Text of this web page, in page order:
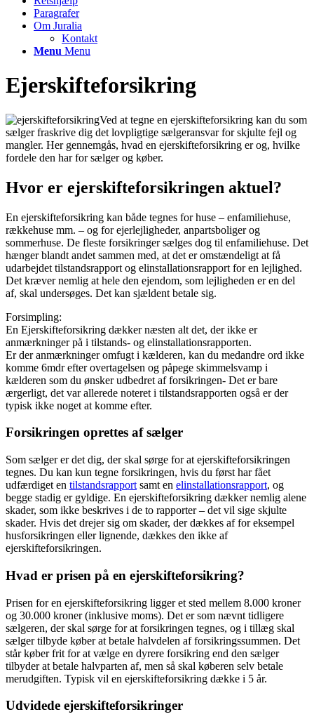
Paragrafer
Om Juralia
Kontakt
Menu Menu
Ejerskifteforsikring
Ved at tegne en ejerskifteforsikring kan du som
sælger fraskrive dig det lovpligtige sælgeransvar for skjulte fejl og
mangler. Her gennemgås, hvad en ejerskifteforsikring er og, hvilke
fordele den har for sælger og køber.
Hvor er ejerskifteforsikringen aktuel?
En ejerskifteforsikring kan både tegnes for huse – enfamiliehuse,
rækkehuse mm. – og for ejerlejligheder, anpartsboliger og
sommerhuse. De fleste forsikringer sælges dog til enfamiliehuse. Det
hænger blandt andet sammen med, at det er omstændeligt at få
udarbejdet tilstandsrapport og elinstallationsrapport for en lejlighed.
Det kræver nemlig at hele den ejendom, som lejligheden er en del
af, skal undersøges. Det kan sjældent betale sig.
Forsimpling:
En Ejerskifteforsikring dækker næsten alt det, der ikke er
anmærkninger på i tilstands- og elinstallationsrapporten.
Er der anmærkninger omfugt i kælderen, kan du medandre ord ikke
komme 6mdr efter overtagelsen og påpege skimmelsvamp i
kælderen som du ønsker udbedret af forsikringen- Det er bare
ærgerligt, det var allerede noteret i tilstandsrapporten også er der
typisk ikke noget at komme efter.
Forsikringen oprettes af sælger
Som sælger er det dig, der skal sørge for at ejerskifteforsikringen
tegnes. Du kan kun tegne forsikringen, hvis du først har fået
udfærdiget en tilstandsrapport samt en elinstallationsrapport, og
begge stadig er gyldige. En ejerskifteforsikring dækker nemlig alene
skader, som ikke beskrives i de to rapporter – det vil sige skjulte
skader. Hvis det drejer sig om skader, der dækkes af for eksempel
husforsikringen eller lignende, dækkes den ikke af
ejerskifteforsikringen.
Hvad er prisen på en ejerskifteforsikring?
Prisen for en ejerskifteforsikring ligger et sted mellem 8.000 kroner
og 30.000 kroner (inklusive moms). Det er som nævnt tidligere
sælgeren, der skal sørge for at forsikringen tegnes, og i tillæg skal
sælger tilbyde køber at betale halvdelen af forsikringssummen. Det
står køber frit for at vælge en dyrere forsikring end den sælger
tilbyder at betale halvparten af, men så skal køberen selv betale
merudgiften. Typisk vil en ejerskifteforsikring dække i 5 år.
Udvidede ejerskifteforsikringer